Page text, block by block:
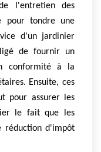
l'entretien des
pour tondre une
d'un jardinier
de fournir un
conformité à la
Ensuite, ces
pour assurer les
le fait que les
réduction d'impôt